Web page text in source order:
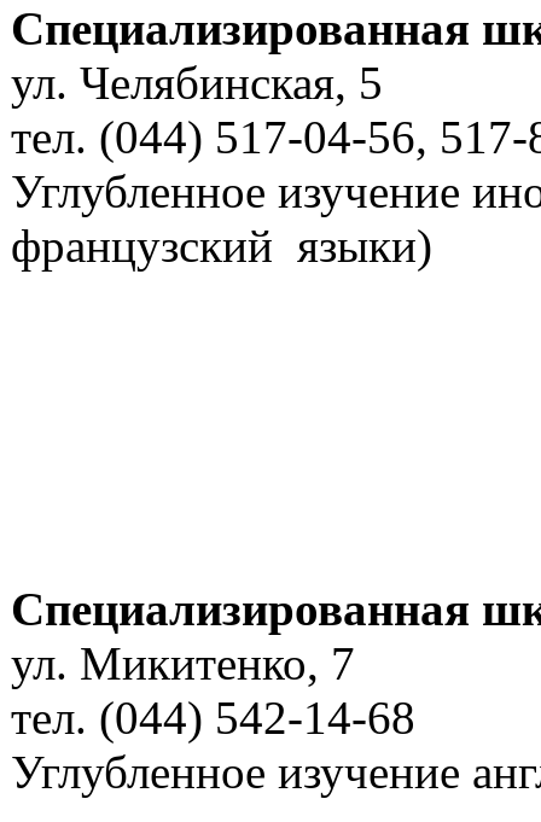
Специализированная
ул. Челябинская, 5
тел. (044) 517-04-56, 517-
Углубленное изучение
французский языки)
Специализированная
ул. Микитенко, 7
тел. (044) 542-14-68
Углубленное изучение